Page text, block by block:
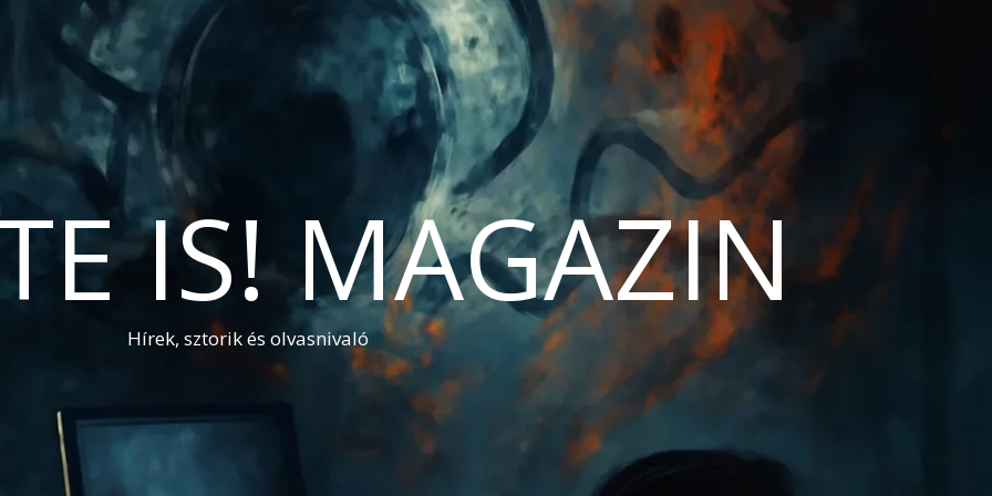
IS! MAGAZIN
Hírek, sztorik és olvasnivaló